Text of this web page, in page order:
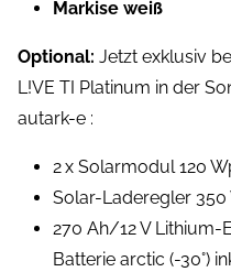
Markise weiß
Optional: Jetzt exklusiv
L!VE TI Platinum in der
autark-e :
2 x Solarmodul 120
Solar-Laderegler
270 Ah/12 V Lithium-
Batterie arctic (-30°)